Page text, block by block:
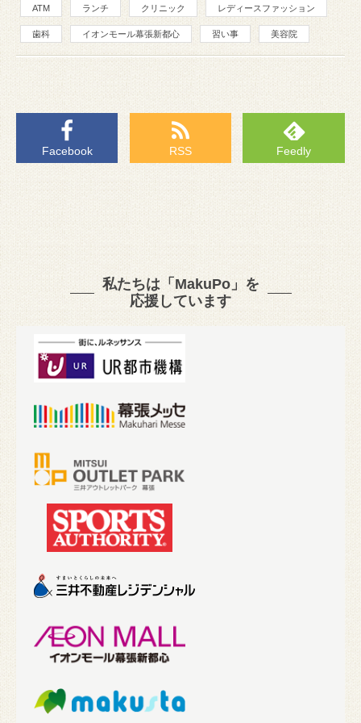
ATM ランチ クリニック レディースファッション
歯科 イオンモール幕張新都心 習い事 美容院
Facebook RSS Feedly
私たちは「MakuPo」を
応援しています